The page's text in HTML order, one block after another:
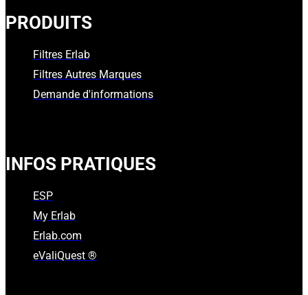
PRODUITS
Filtres Erlab
Filtres Autres Marques
Demande d'informations
INFOS PRATIQUES
ESP
My Erlab
Erlab.com
eValiQuest ®